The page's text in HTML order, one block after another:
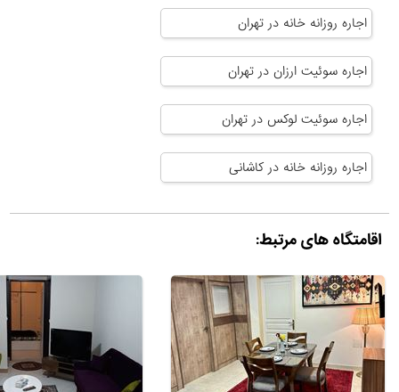
اجاره روزانه خانه در تهران
اجاره سوئیت ارزان در تهران
اجاره سوئیت لوکس در تهران
اجاره روزانه خانه در کاشانی
اقامتگاه های مرتبط: